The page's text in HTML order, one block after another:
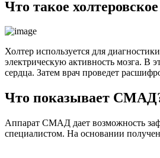
Что такое
Холтер используется для
электрическую активность мозга. В
сердца. Затем врач проведет
Что показывает
Аппарат СМАД дает возможность
специалистом. На основании